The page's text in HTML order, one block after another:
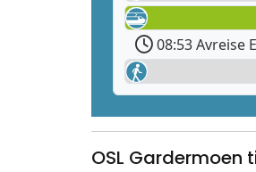
08:53 Avreise
OSL Gardermoen